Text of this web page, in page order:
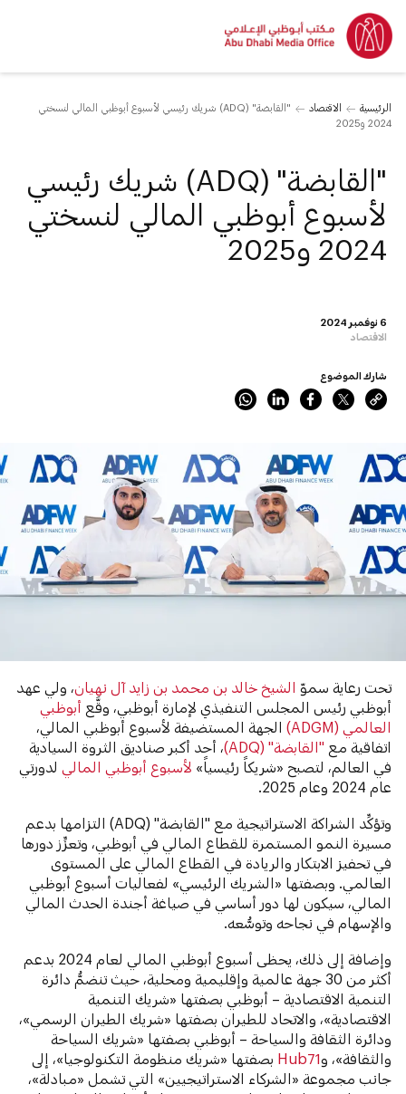
الرئيسية الاقتصاد
"القابضة" (ADQ) شريك رئيسي لأسبوع أبوظبي المالي لنسختي
2024 و2025
6 نوفمبر 2024
الاقتصاد
"القابضة" (ADQ) شريك رئيسي
لأسبوع أبوظبي المالي لنسختي
2024 و2025
شارك الموضوع
تحت رعاية سموّالشيخ خالد بن محمد بن زايد آل نهيان، ولي عهد
أبوظبي رئيس المجلس التنفيذي لإمارة أبوظبي، وقَّع أبوظبي
العالمي (ADGM)
الجهة المستضيفة لأسبوع أبوظبي المالي،
اتفاقية مع "القابضة" (ADQ)
، أحد أكبر صناديق الثروة السيادية
في العالم، لتصبح «شريكاً رئيسياً» لأسبوع أبوظبي المالي لدورتي
عام 2024 وعام 2025.
وتؤكِّد الشراكة الاستراتيجية مع "القابضة" (ADQ) التزامها بدعم
مسيرة النمو المستمرة للقطاع المالي في أبوظبي، وتعزِّز دورها
في تحفيز الابتكار والريادة في القطاع المالي على المستوى
العالمي. وبصفتها «الشريك الرئيسي» لفعاليات أسبوع أبوظبي
المالي، سيكون لها دور أساسي في صياغة أجندة الحدث المالي
والإسهام في نجاحه وتوسُّعه.
وإضافة إلى ذلك، يحظى أسبوع أبوظبي المالي لعام 2024 بدعم
أكثر من 30 جهة عالمية وإقليمية ومحلية، حيث تنضمُّ دائرة
التنمية الاقتصادية – أبوظبي بصفتها «شريك التنمية
الاقتصادية»، والاتحاد للطيران بصفتها «شريك الطيران الرسمي»،
ودائرة الثقافة والسياحة – أبوظبي بصفتها «شريك السياحة
والثقافة»، وHub71بصفتها «شريك منظومة التكنولوجيا»، إلى
جانب مجموعة «الشركاء الاستراتيجيين» التي تشمل «مبادلة»،